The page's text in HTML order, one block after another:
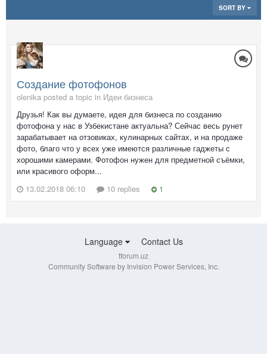
SORT BY
Создание фотофонов
olenika posted a topic in Идеи бизнеса
Друзья! Как вы думаете, идея для бизнеса по созданию
фотофона у нас в Узбекистане актуальна? Сейчас весь рунет
зарабатывает на отзовиках, кулинарных сайтах, и на продаже
фото, благо что у всех уже имеются различные гаджеты с
хорошими камерами. Фотофон нужен для предметной съёмки,
или красивого оформ...
13.02.2018 06:10
10 replies 1
Language Contact Us
tforum.uz
Community Software by Invision Power Services, Inc.